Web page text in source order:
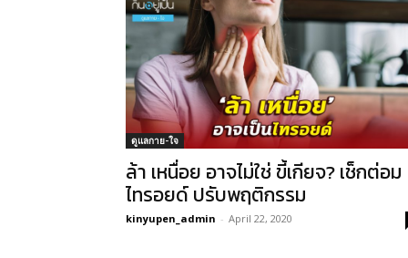
ดูแลกาย-ใจ
ล้า เหนื่อย อาจไม่ใช่ ขี้เกียจ? เช็กต่อม
ไทรอยด์ ปรับพฤติกรรม
kinyupen_admin - April 22, 2020